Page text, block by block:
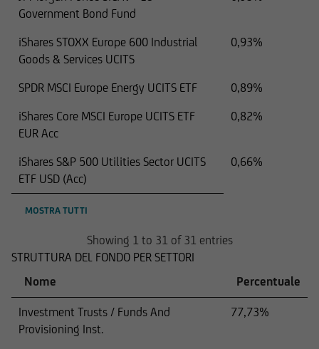
Government Bond Fund
iShares STOXX Europe 600 Industrial
Goods & Services UCITS
0,93%
SPDR MSCI Europe Energy UCITS ETF
0,89%
iShares Core MSCI Europe UCITS ETF
EUR Acc
0,82%
iShares S&P 500 Utilities Sector UCITS
ETF USD (Acc)
0,66%
MOSTRA TUTTI
Showing 1 to 31 of 31 entries
STRUTTURA DEL FONDO PER SETTORI
Nome
Percentuale
Investment Trusts / Funds And
Provisioning Inst.
77,73%
I titoli citati nelle seguenti informazioni non
possono essere pertanto trasferiti a cittadini
statunitensi o ad altri soggetti negli Stati Uniti,
salvo il caso in cui la relativa operazione non
statunitensi.